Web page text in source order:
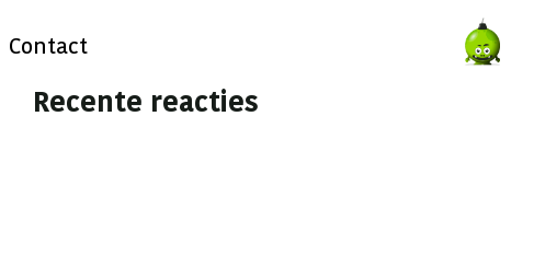
Contact
Recente reacties